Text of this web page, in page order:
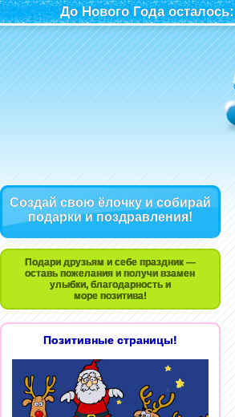
До Нового Года осталось:
Создай свою ёлочку и собирай
подарки и поздравления!
Подари друзьям и себе праздник —
оставь пожелания и получи взамен
улыбки, благодарность и
море позитива!
Позитивные страницы!